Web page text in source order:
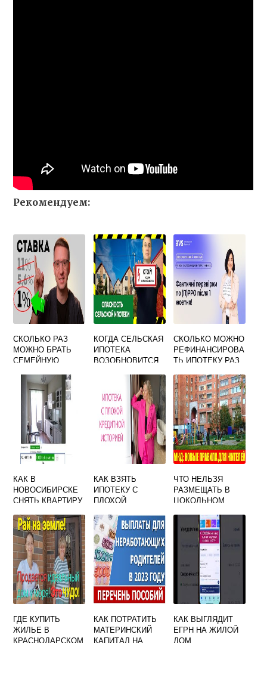
Рекомендуем:
СКОЛЬКО РАЗ
МОЖНО БРАТЬ
СЕМЕЙНУЮ
КОГДА СЕЛЬСКАЯ
ИПОТЕКА
ВОЗОБНОВИТСЯ
СКОЛЬКО МОЖНО
РЕФИНАНСИРОВА
ТЬ ИПОТЕКУ РАЗ
КАК В
НОВОСИБИРСКЕ
СНЯТЬ КВАРТИРУ
ПОСРЕДНИКОВ
КАК ВЗЯТЬ
ИПОТЕКУ С
ПЛОХОЙ
ИСТОРИЕЙ И
ПРОСРОЧКАМИ В
СПБ
ЧТО НЕЛЬЗЯ
РАЗМЕЩАТЬ В
ЦОКОЛЬНОМ
ГДЕ КУПИТЬ
ЖИЛЬЕ В
КРАСНОДАРСКОМ
КАК ПОТРАТИТЬ
МАТЕРИНСКИЙ
КАПИТАЛ НА
КАК ВЫГЛЯДИТ
ЕГРН НА ЖИЛОЙ
ДОМ